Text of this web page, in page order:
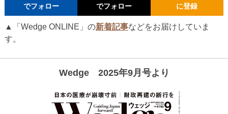
でフォロー でフォロー に登録
▲「Wedge ONLINE」の新着記事などをお届けしていま
す。
Wedge 2025年9月号より